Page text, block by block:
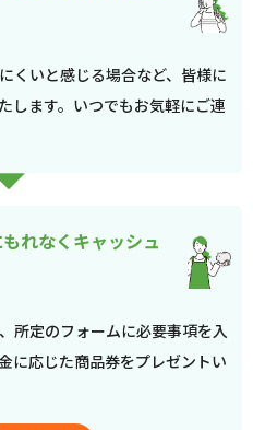
くいと感じる場合など、皆様に
します。いつでもお気軽にご連
れなくキャッシュ
所定のフォームに必要事項を入
に応じた商品券をプレゼントい